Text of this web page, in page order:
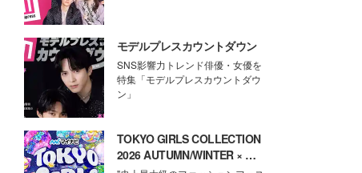
モデルプレスカウントダウン
SNS影響力トレンド俳優・女優を
特集「モデルプレスカウントダウ
ン」
TOKYO GIRLS COLLECTION
2026 AUTUMN/WINTER × モ